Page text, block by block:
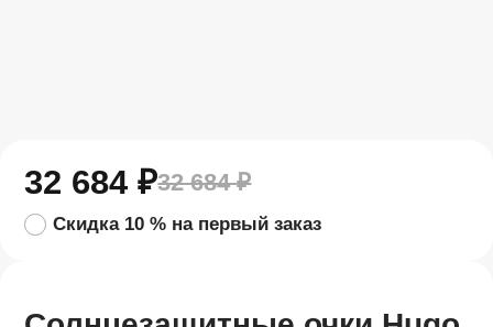
32 684₽32 684₽
Скидка 10 % на первый заказ